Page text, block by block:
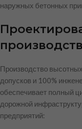
наружных бетонных
Производство
допусков и 100%
обеспечивает полный
дорожной
предприятий: